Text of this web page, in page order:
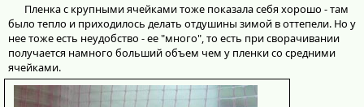
Пленка с крупными ячейками тоже показала себя хорошо - там
было тепло и приходилось делать отдушины зимой в оттепели. Но у
нее тоже есть неудобство - ее "много", то есть при сворачивании
получается намного больший объем чем у пленки со средними
ячейками.